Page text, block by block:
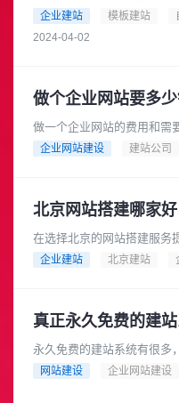
自助建站，只需1000元起
可以拥有一个专业的网......
企业建站 模板建站
2024-04-02
做一个企业网站的费用和需
站设计和开发费用：这是建
企业网站建设 建站公司
在选择北京的网站搭建服务
口碑和评价：了解不同网站
企业建站 北京建站
永久免费的建站系统有很多
WdPress:WdPress是一个
网站建设 企业网站建设